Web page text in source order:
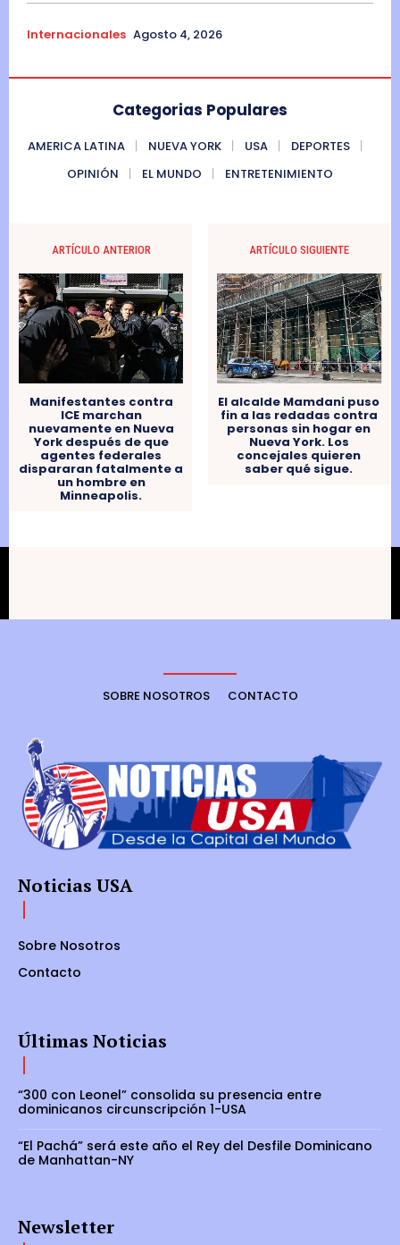
Internacionales Agosto 4, 2026
Categorias Populares
AMERICA LATINA NUEVA YORK USA
DEPORTES
OPINIÓN
EL MUNDO ENTRETENIMIENTO
ARTÍCULO ANTERIOR
Manifestantes contra
ICE marchan
nuevamente en Nueva
York después de que
agentes federales
dispararan fatalmente a
un hombre en
Minneapolis.
ARTÍCULO SIGUIENTE
El alcalde Mamdani puso
fin a las redadas contra
personas sin hogar en
Nueva York. Los
concejales quieren
saber qué sigue.
SOBRE NOSOTROS CONTACTO
Noticias USA
Sobre Nosotros
Contacto
Últimas Noticias
“300 con Leonel” consolida su presencia entre
dominicanos circunscripción 1-USA
“El Pachá” será este año el Rey del Desfile Dominicano
de Manhattan-NY
Newsletter